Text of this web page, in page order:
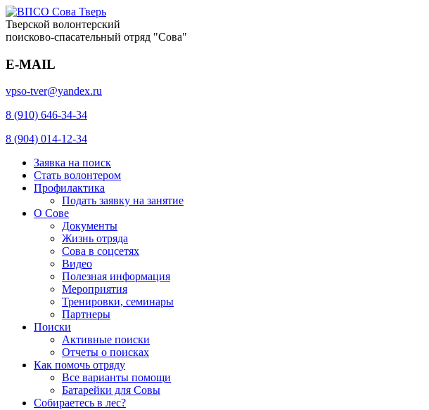
Тверской волонтерский
поисково-спасательный отряд "Сова"
E-MAIL
vpso-tver@yandex.ru
8 (910) 646-34-34
8 (904) 014-12-34
Заявка на поиск
Стать волонтером
Профилактика
Подать заявку на занятие
О Сове
Документы
Жизнь отряда
Сова в соцсетях
Видео
Полезная информация
Мероприятия
Тренировки, семинары
Партнеры
Поиски
Активные поиски
Отчеты о поисках
Как помочь отряду
Все варианты помощи
Батарейки для Совы
Собираетесь в лес?